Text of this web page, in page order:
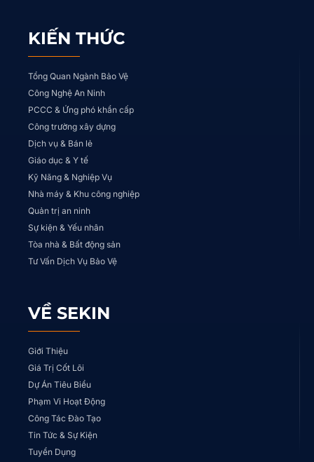
KIẾN THỨC
Tổng Quan Ngành Bảo Vệ
Công Nghệ An Ninh
PCCC & Ứng phó khẩn cấp
Công trường xây dựng
Dịch vụ & Bán lẻ
Giáo dục & Y tế
Kỹ Năng & Nghiệp Vụ
Nhà máy & Khu công nghiệp
Quản trị an ninh
Sự kiện & Yếu nhân
Tòa nhà & Bất động sản
Tư Vấn Dịch Vụ Bảo Vệ
VỀ SEKIN
Giới Thiệu
Giá Trị Cốt Lõi
Dự Án Tiêu Biểu
Phạm Vi Hoạt Động
Công Tác Đào Tạo
Tin Tức & Sự Kiện
Tuyển Dụng